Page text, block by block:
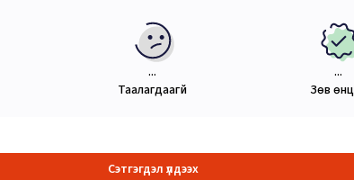
...
Таалагдаагүй
...
Зөв
Сэтгэгдэл үлдээх